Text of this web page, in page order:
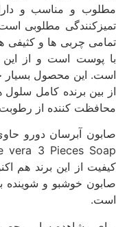
و مناسب و
مطلوبی
پوست است و از این
این محصول بسیار
بین برنده کامل
کننده از
از این برند هم
خوشبو و شوینده با